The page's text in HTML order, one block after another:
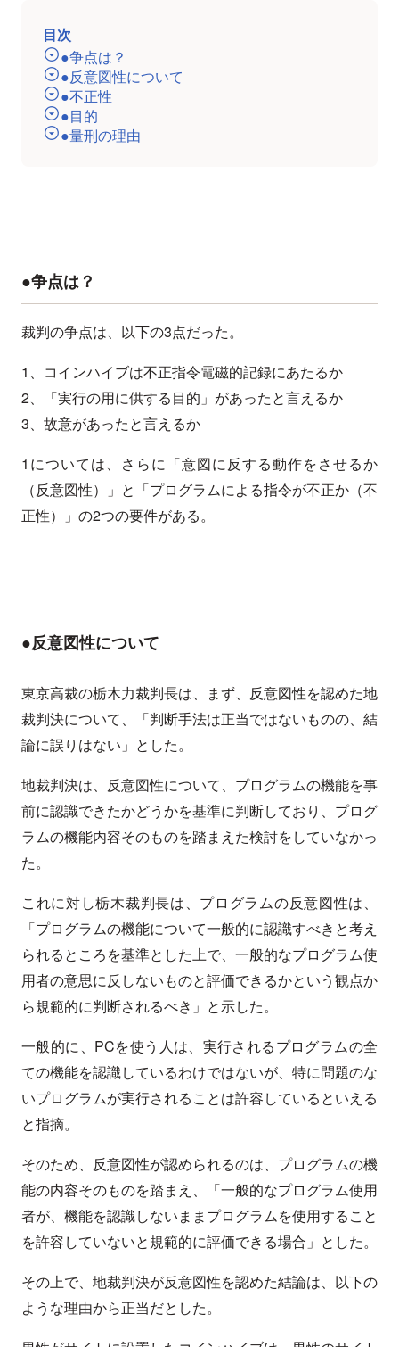
目次
●争点は？
●反意図性について
●不正性
●目的
●量刑の理由
●争点は？
裁判の争点は、以下の3点だった。
1、コインハイブは不正指令電磁的記録にあたるか
2、「実行の用に供する目的」があったと言えるか
3、故意があったと言えるか
1については、さらに「意図に反する動作をさせるか
（反意図性）」と「プログラムによる指令が不正か（不
正性）」の2つの要件がある。
●反意図性について
東京高裁の栃木力裁判長は、まず、反意図性を認めた地
裁判決について、「判断手法は正当ではないものの、結
論に誤りはない」とした。
地裁判決は、反意図性について、プログラムの機能を事
前に認識できたかどうかを基準に判断しており、プログ
ラムの機能内容そのものを踏まえた検討をしていなかっ
た。
これに対し栃木裁判長は、プログラムの反意図性は、
「プログラムの機能について一般的に認識すべきと考え
られるところを基準とした上で、一般的なプログラム使
用者の意思に反しないものと評価できるかという観点か
ら規範的に判断されるべき」と示した。
一般的に、PCを使う人は、実行されるプログラムの全
ての機能を認識しているわけではないが、特に問題のな
いプログラムが実行されることは許容しているといえる
と指摘。
そのため、反意図性が認められるのは、プログラムの機
能の内容そのものを踏まえ、「一般的なプログラム使用
者が、機能を認識しないままプログラムを使用すること
を許容していないと規範的に評価できる場合」とした。
その上で、地裁判決が反意図性を認めた結論は、以下の
ような理由から正当だとした。